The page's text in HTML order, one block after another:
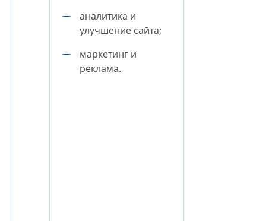
аналитика и
улучшение сайта;
маркетинг и
реклама.